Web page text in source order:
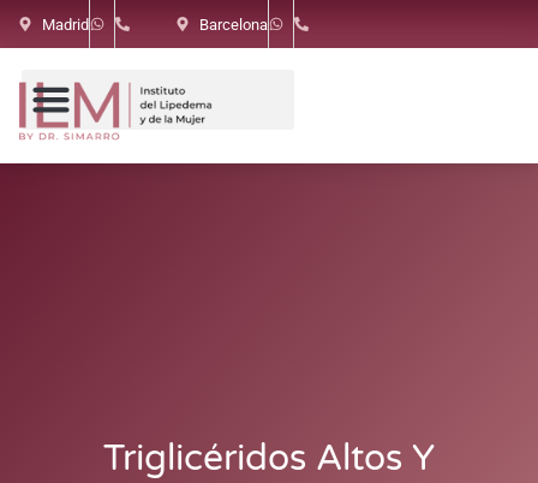
Madrid Barcelona
Triglicéridos Altos Y